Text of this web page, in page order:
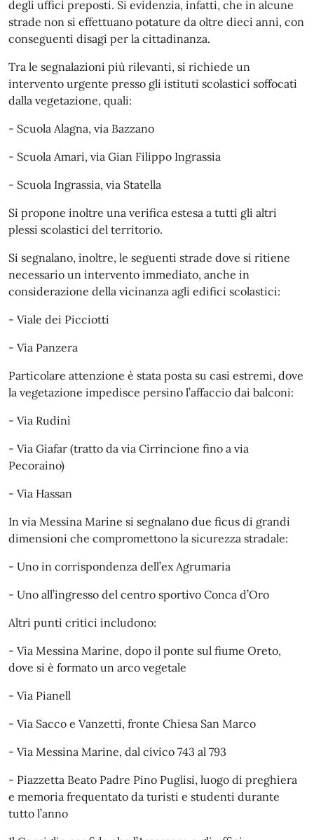
degli uffici preposti. Si evidenzia, infatti, che in alcune
strade non si effettuano potature da oltre dieci anni, con
conseguenti disagi per la cittadinanza.
Tra le segnalazioni più rilevanti, si richiede un
intervento urgente presso gli istituti scolastici soffocati
dalla vegetazione, quali:
- Scuola Alagna, via Bazzano
- Scuola Amari, via Gian Filippo Ingrassia
- Scuola Ingrassia, via Statella
Si propone inoltre una verifica estesa a tutti gli altri
plessi scolastici del territorio.
Si segnalano, inoltre, le seguenti strade dove si ritiene
necessario un intervento immediato, anche in
considerazione della vicinanza agli edifici scolastici:
- Viale dei Picciotti
- Via Panzera
Particolare attenzione è stata posta su casi estremi, dove
la vegetazione impedisce persino l’affaccio dai balconi:
- Via Rudinì
- Via Giafar (tratto da via Cirrincione fino a via
Pecoraino)
- Via Hassan
In via Messina Marine si segnalano due ficus di grandi
dimensioni che compromettono la sicurezza stradale:
- Uno in corrispondenza dell’ex Agrumaria
- Uno all’ingresso del centro sportivo Conca d’Oro
Altri punti critici includono:
- Via Messina Marine, dopo il ponte sul fiume Oreto,
dove si è formato un arco vegetale
- Via Pianell
- Via Sacco e Vanzetti, fronte Chiesa San Marco
- Via Messina Marine, dal civico 743 al 793
- Piazzetta Beato Padre Pino Puglisi, luogo di preghiera
e memoria frequentato da turisti e studenti durante
tutto l’anno